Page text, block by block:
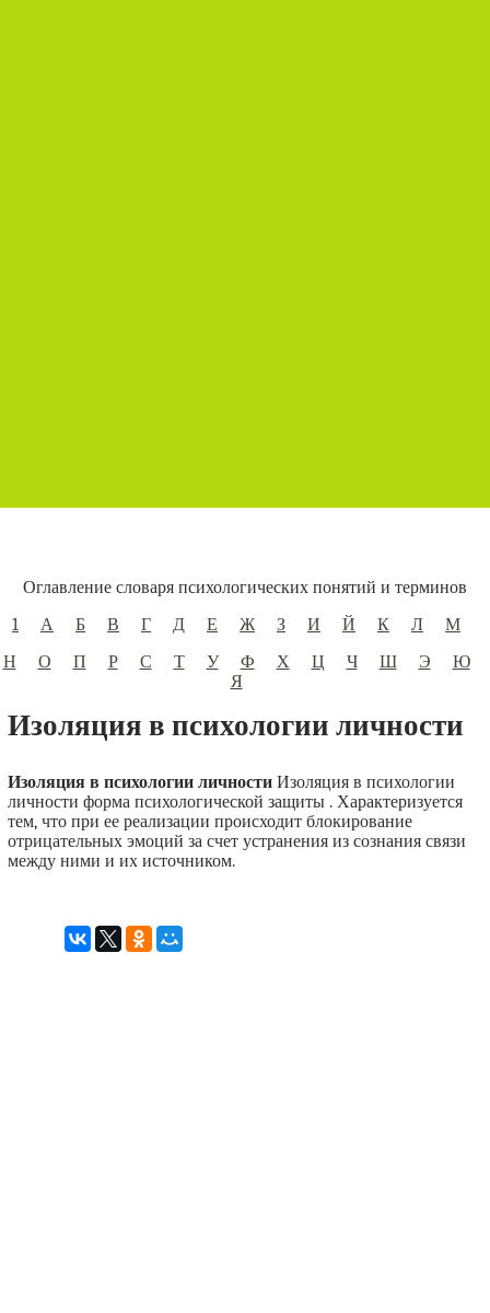
Оглавление словаря психологических понятий и терминов
1
А Б В Г Д Е Ж З И Й К Л
М
Н
О П Р С Т У Ф Х Ц Ч Ш Э
Ю
Я
Изоляция в психологии личности
Изоляция в психологии личностиИзоляция в психологии
личности форма психологической защиты . Характеризуется
тем, что при ее реализации происходит блокирование
отрицательных эмоций за счет устранения из сознания связи
между ними и их источником.